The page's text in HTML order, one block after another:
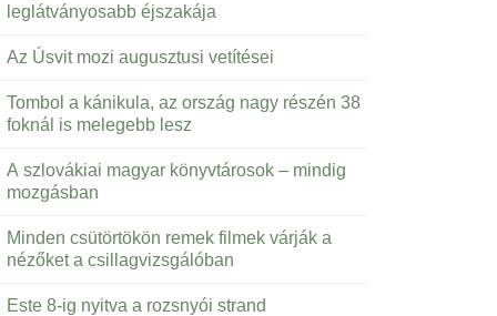
leglátványosabb éjszakája
Az Úsvit mozi augusztusi vetítései
Tombol a kánikula, az ország nagy részén 38
foknál is melegebb lesz
A szlovákiai magyar könyvtárosok – mindig
mozgásban
Minden csütörtökön remek filmek várják a
nézőket a csillagvizsgálóban
Este 8-ig nyitva a rozsnyói strand